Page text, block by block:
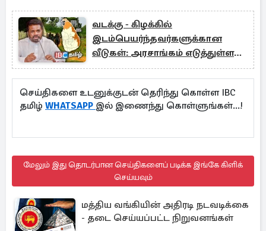
வடக்கு - கிழக்கில்
இடம்பெயர்ந்தவர்களுக்கான
வீடுகள்: அரசாங்கம் எடுத்துள்ள
நடவடிக்கை
செய்திகளை உடனுக்குடன் தெரிந்து கொள்ள IBC
தமிழ் WHATSAPP இல் இணைந்து கொள்ளுங்கள்...!
மேலும் இது தொடர்பான செய்திகளைப் படிக்க இங்கே கிளிக்
செய்யவும்
மத்திய வங்கியின் அதிரடி நடவடிக்கை
- தடை செய்யப்பட்ட நிறுவனங்கள்